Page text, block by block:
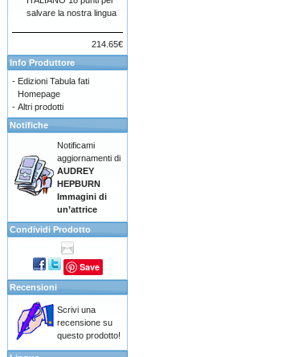
salvare la nostra lingua
214.65€
Info Produttore
- Edizioni Tabula fati
Homepage
- Altri prodotti
Notifiche
Notificami
aggiornamenti di
AUDREY
HEPBURN
Immagini di
un’attrice
Condividi Prodotto
Save
Recensioni
Scrivi una
recensione su
questo prodotto!